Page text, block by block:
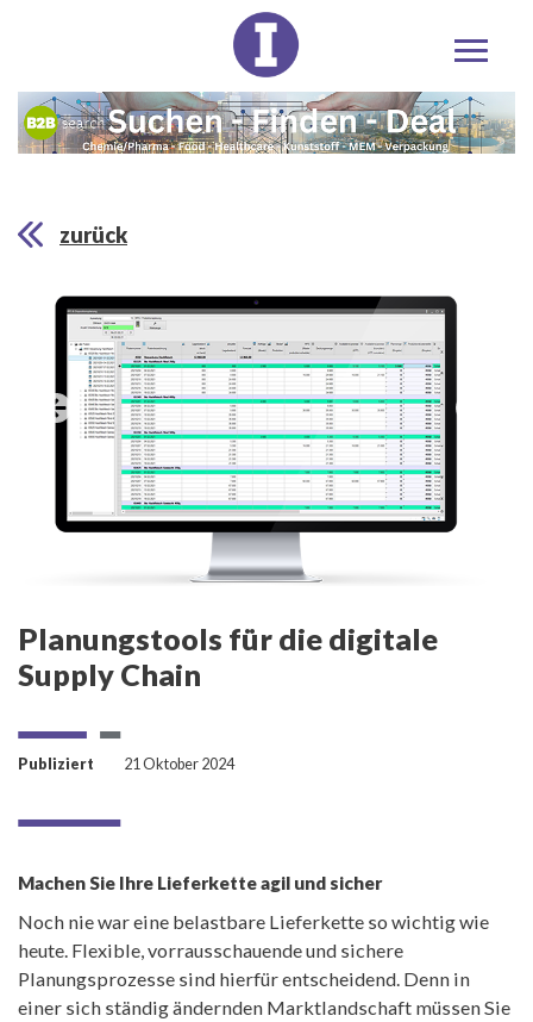
zurück
Planungstools für die digitale
Supply Chain
Publiziert 21 Oktober 2024
Machen Sie Ihre Lieferkette agil und sicher
Noch nie war eine belastbare Lieferkette so wichtig wie
heute. Flexible, vorrausschauende und sichere
Planungsprozesse sind hierfür entscheidend. Denn in
einer sich ständig ändernden Marktlandschaft müssen Sie